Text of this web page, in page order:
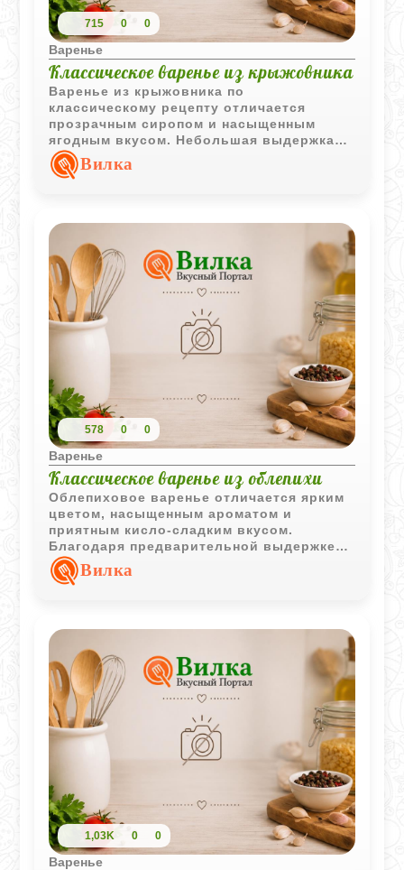
715 0 0
Варенье
Классическое варенье из крыжовника
Варенье из крыжовника по
классическому рецепту отличается
прозрачным сиропом и насыщенным
ягодным вкусом. Небольшая выдержка
ягод перед варкой помогает сохранить
их форму и сделать результат особенно
Вилка
578 0 0
Варенье
Классическое варенье из облепихи
Облепиховое варенье отличается ярким
цветом, насыщенным ароматом и
приятным кисло-сладким вкусом.
Благодаря предварительной выдержке
ягод в сиропе они хорошо
пропитываются и сохраняют свою
Вилка
1,03K 0 0
Варенье